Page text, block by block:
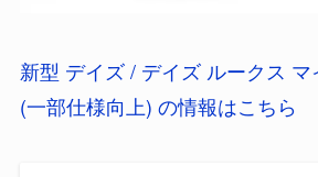
新型 デイズ / デイズ ルークス
(一部仕様向上) の情報はこちら